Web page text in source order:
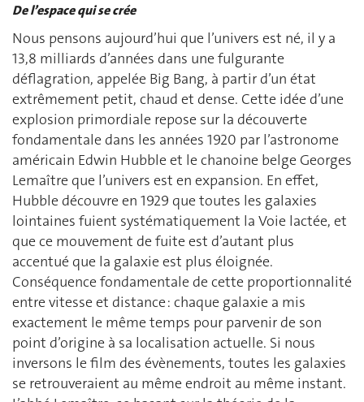
De l’espace qui se crée
Nous pensons aujourd’hui que l’univers est né, il y a
13,8 milliards d’années dans une fulgurante
déflagration, appelée Big Bang, à partir d’un état
extrêmement petit, chaud et dense. Cette idée d’une
explosion primordiale repose sur la découverte
fondamentale dans les années 1920 par l’astronome
américain Edwin Hubble et le chanoine belge Georges
Lemaître que l’univers est en expansion. En effet,
Hubble découvre en 1929 que toutes les galaxies
lointaines fuient systématiquement la Voie lactée, et
que ce mouvement de fuite est d’autant plus
accentué que la galaxie est plus éloignée.
Conséquence fondamentale de cette proportionnalité
entre vitesse et distance : chaque galaxie a mis
exactement le même temps pour parvenir de son
point d’origine à sa localisation actuelle. Si nous
inversons le film des évènements, toutes les galaxies
se retrouveraient au même endroit au même instant.